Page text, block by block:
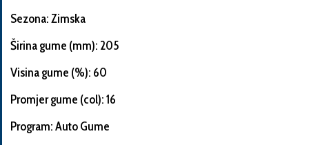
Informacije
o
Sezona: Zimska
Širina gume (mm): 205
Visina gume (%): 60
Promjer gume (col): 16
Program: Auto Gume